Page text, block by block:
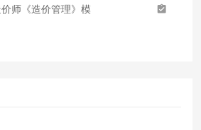
师《造价管理》模